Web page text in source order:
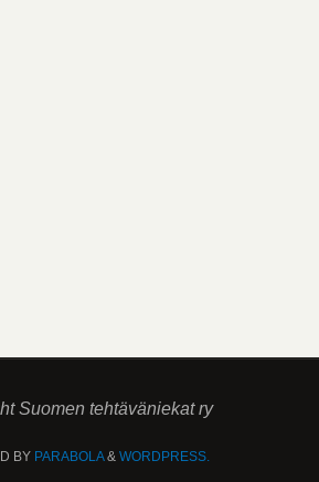
Suomen tehtäväniekat ry
BY PARABOLA& WORDPRESS.